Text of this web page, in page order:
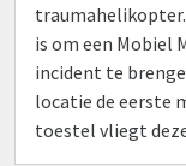
is om een Mobiel
incident te
locatie de eerste
toestel vliegt